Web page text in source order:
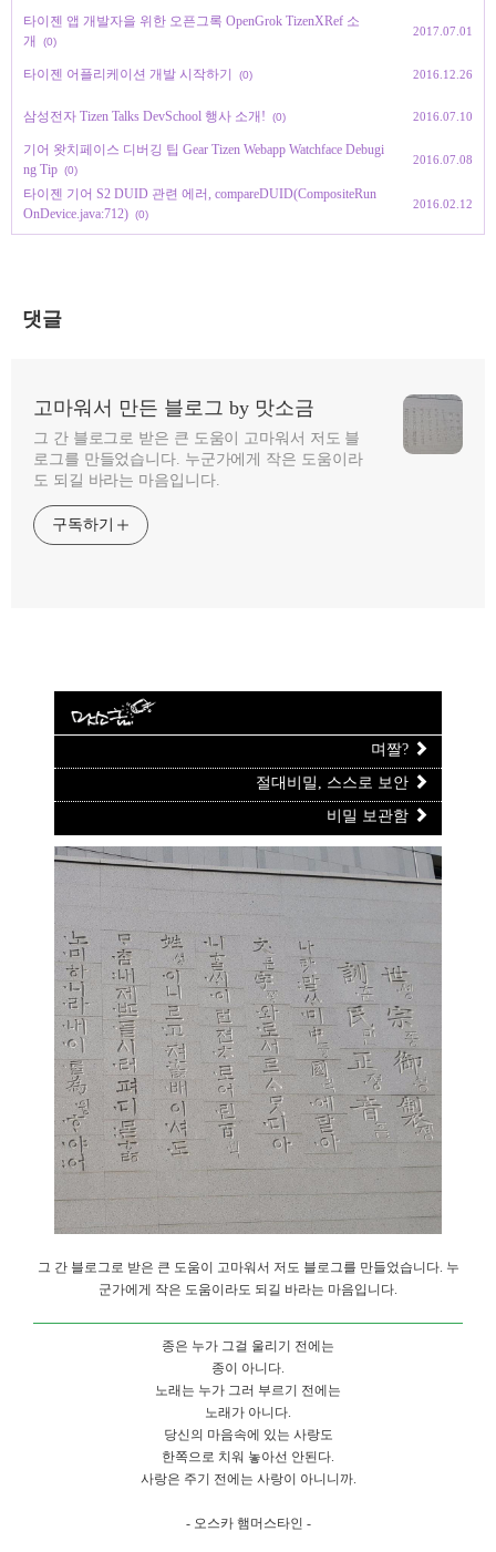
타이젠 앱 개발자을 위한 오픈그록 OpenGrok TizenXRef 소
개
(0)
2017.07.01
타이젠 어플리케이션 개발 시작하기 (0) 2016.12.26
삼성전자 Tizen Talks DevSchool 행사 소개! (0) 2016.07.10
기어 왓치페이스 디버깅 팁 Gear Tizen Webapp Watchface Debugi
ng Tip (0)
2016.07.08
타이젠 기어 S2 DUID 관련 에러, compareDUID(CompositeRun
OnDevice.java:712) (0)
2016.02.12
댓글
고마워서 만든 블로그 by 맛소금
그 간 블로그로 받은 큰 도움이 고마워서 저도 블
로그를 만들었습니다. 누군가에게 작은 도움이라
도 되길 바라는 마음입니다.
구독하기
며짤?
절대비밀, 스스로 보안
비밀 보관함
그 간 블로그로 받은 큰 도움이 고마워서 저도 블로그를 만들었습니다. 누
군가에게 작은 도움이라도 되길 바라는 마음입니다.
종은 누가 그걸 울리기 전에는
종이 아니다.
노래는 누가 그러 부르기 전에는
노래가 아니다.
당신의 마음속에 있는 사랑도
한쪽으로 치워 놓아선 안된다.
사랑은 주기 전에는 사랑이 아니니까.
- 오스카 햄머스타인 -